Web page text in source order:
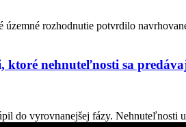
rozhodnutie potvrdilo
ktoré nehnuteľnosti sa
do vyrovnanejšej fázy. Nehnuteľnosti